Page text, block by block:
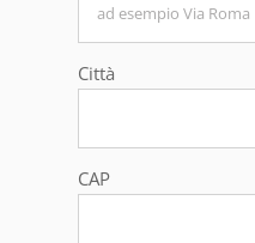
Città
CAP